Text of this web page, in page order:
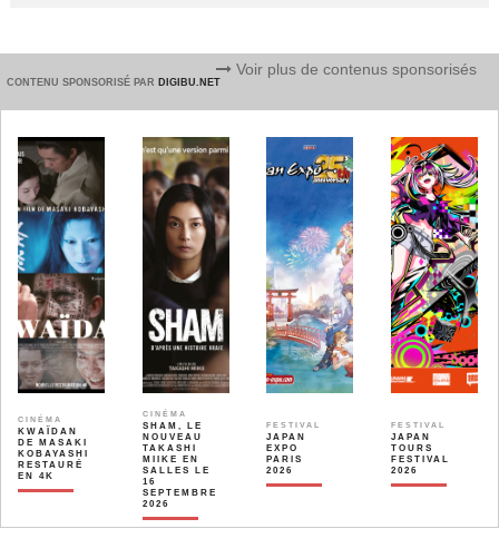
CONTENU SPONSORISÉ PAR DIGIBU.NET
Voir plus de contenus sponsorisés
CINÉMA
KWAÏDAN
DE MASAKI
KOBAYASHI
RESTAURÉ
EN 4K
CINÉMA
SHAM, LE
NOUVEAU
TAKASHI
MIIKE EN
SALLES LE
16
SEPTEMBRE
2026
FESTIVAL
JAPAN
EXPO
PARIS
2026
FESTIVAL
JAPAN
TOURS
FESTIVAL
2026